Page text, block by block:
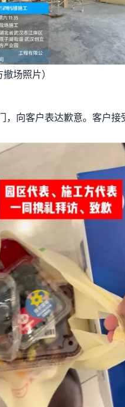
场照片）
，向客户表达歉意。客户接